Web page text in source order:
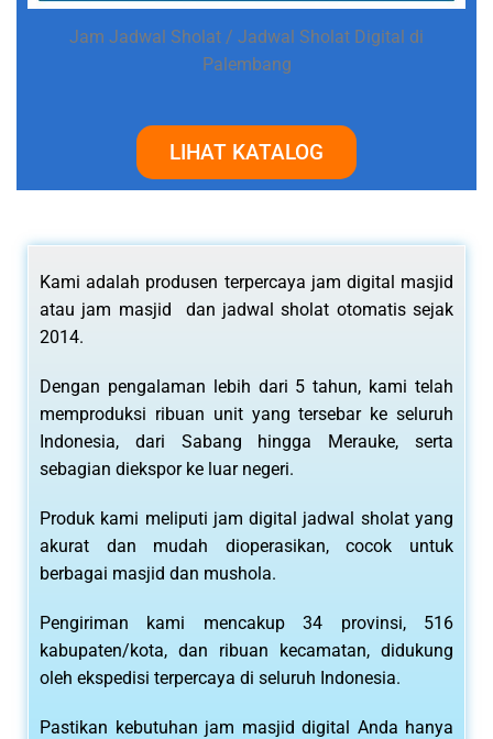
Jam Jadwal Sholat / Jadwal Sholat Digital di
Palembang
LIHAT KATALOG
Kami adalah produsen terpercaya jam digital masjid
atau jam masjid dan jadwal sholat otomatis sejak
2014.
Dengan pengalaman lebih dari 5 tahun, kami telah
memproduksi ribuan unit yang tersebar ke seluruh
Indonesia, dari Sabang hingga Merauke, serta
sebagian diekspor ke luar negeri.
Produk kami meliputi jam digital jadwal sholat yang
akurat dan mudah dioperasikan, cocok untuk
berbagai masjid dan mushola.
Pengiriman kami mencakup 34 provinsi, 516
kabupaten/kota, dan ribuan kecamatan, didukung
oleh ekspedisi terpercaya di seluruh Indonesia.
Pastikan kebutuhan jam masjid digital Anda hanya